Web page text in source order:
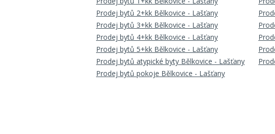
Prodej bytů 2+kk Bělkovice - Lašťany
Prodej bytů 3+kk Bělkovice - Lašťany
Prodej bytů 4+kk Bělkovice - Lašťany
Prodej bytů 5+kk Bělkovice - Lašťany
Prodej bytů atypické byty Bělkovice - Lašťany
Prodej bytů pokoje Bělkovice - Lašťany